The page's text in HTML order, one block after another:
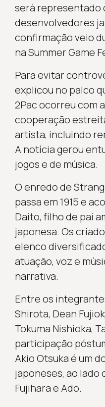
será representado
desenvolvedores
confirmação veio
na Summer Game
Para evitar
explicou no palco
2Pac ocorreu com
cooperação
artista, incluindo
A notícia gerou
jogos e de música.
O enredo de
passa em 1915 e
Daito, filho de pai
japonesa. Os
elenco
atuação, voz e
narrativa.
Entre os
Shirota, Dean
Tokuma Nishioka,
participação
Akio Otsuka é um
japoneses, ao lado
Fujihara e Ado.